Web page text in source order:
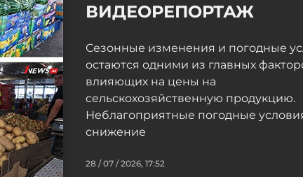
ВИДЕОРЕПОРТАЖ
Сезонные изменения и погодные
остаются одними из главных
влияющих на цены на
сельскохозяйственную продукцию.
Неблагоприятные погодные
снижение
28 / 07 / 2026, 17:52